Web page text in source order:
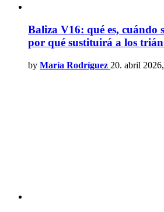
Baliza V16: qué es, cuándo
por qué sustituirá a los
by María Rodríguez 20. abril